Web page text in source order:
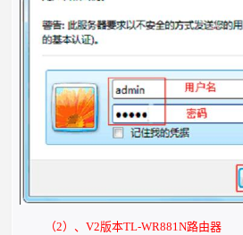
（2）、V2版本TL-WR881N路由器